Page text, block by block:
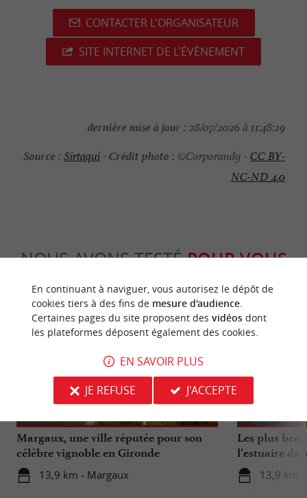
CONTACTER L'ORGANISATEUR
SITE INTERNET DE L'ÉVÈNEMENT
dernière mise à jour : 28/07/2026 à 11:48:29
Source : Sirtaqui-Crédit photo : ©Corporandy -CC BY-
NC-ND 4.0
NOUS AVONS TESTÉPOUR VOUS
Margaux, une ville réputée pour son
célèbre vignoble en Gironde
13,9 km - Margaux
Culturelle
Les plus
l’estuaire de
13,9 km
En continuant à naviguer, vous autorisez le dépôt de
cookies tiers à des fins de mesure d'audience.
Certaines pages du site proposent des vidéosdont
les plateformes déposent également des cookies.
EN SAVOIR PLUS
JE REFUSE
J'ACCEPTE